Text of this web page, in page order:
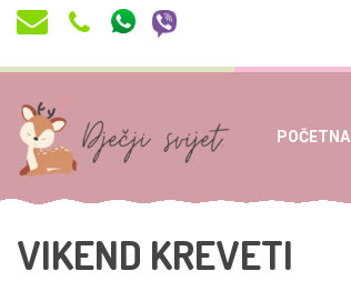
POČETNA
VIKEND KREVETI